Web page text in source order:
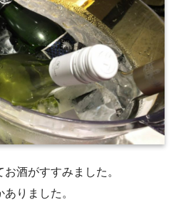
酒がすすみました。
りました。